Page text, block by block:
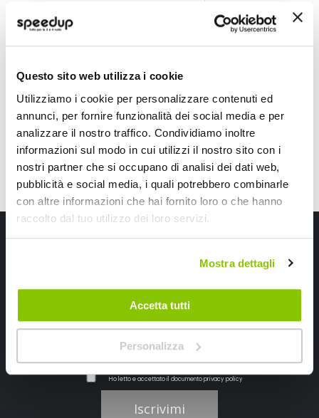
Questo sito web utilizza i cookie
Utilizziamo i cookie per personalizzare contenuti ed
annunci, per fornire funzionalità dei social media e per
analizzare il nostro traffico. Condividiamo inoltre
informazioni sul modo in cui utilizzi il nostro sito con i
nostri partner che si occupano di analisi dei dati web,
pubblicità e social media, i quali potrebbero combinarle
con altre informazioni che hai fornito loro o che hanno
raccolto dal tuo utilizzo dei loro servizi.
Mostra dettagli
Accetta tutti
Personalizza
WALSER
Nero/grigio Universale
79,20 €
LAMPA
Poliestere Rosso
Iscriviti alla newsletter Speedup
Ricevi subito uno sconto del 10% per il tuo primo acquisto online!
Ho letto e accettato il documentoprivacy policy
Iscrivimi